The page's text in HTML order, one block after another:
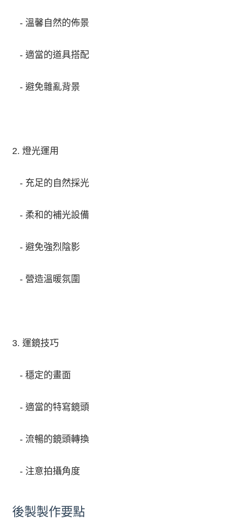
- 溫馨自然的佈景
- 適當的道具搭配
- 避免雜亂背景
2. 燈光運用
- 充足的自然採光
- 柔和的補光設備
- 避免強烈陰影
- 營造溫暖氛圍
3. 運鏡技巧
- 穩定的畫面
- 適當的特寫鏡頭
- 流暢的鏡頭轉換
- 注意拍攝角度
後製製作要點